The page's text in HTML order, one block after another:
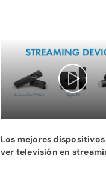
Los mejores
ver televisión en